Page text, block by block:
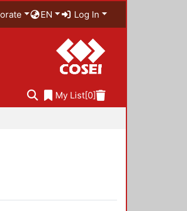
EN Log In
My List[0]